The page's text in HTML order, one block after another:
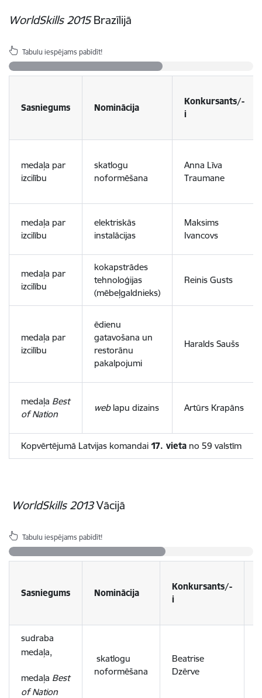
WorldSkills 2015Brazīlijā
Tabulu iespējams pabīdīt!
Sasniegums Nominācija
Konkursants/-
i
medaļa par
izcilību
skatlogu
noformēšana
Anna Līva
Traumane
medaļa par
izcilību
elektriskās
instalācijas
Maksims
Ivancovs
medaļa par
izcilību
kokapstrādes
tehnoloģijas
(mēbeļgaldnieks)
Reinis Gusts
medaļa par
izcilību
ēdienu
gatavošana un
restorānu
pakalpojumi
Haralds Saušs
medaļa Best
of Nation
weblapu dizains Artūrs Krapāns
Kopvērtējumā Latvijas komandai 17. vieta no 59 valstīm
WorldSkills 2013Vācijā
Tabulu iespējams pabīdīt!
Sasniegums Nominācija
Konkursants/-
i
sudraba
medaļa,
medaļa Best
of Nation
skatlogu
noformēšana
Beatrise
Dzērve